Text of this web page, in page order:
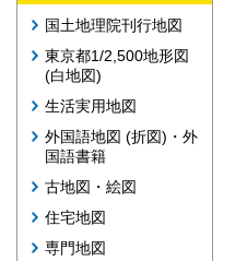
国土地理院刊行地図
東京都1/2,500地形図
(白地図)
生活実用地図
外国語地図 (折図)・外
国語書籍
古地図・絵図
住宅地図
専門地図